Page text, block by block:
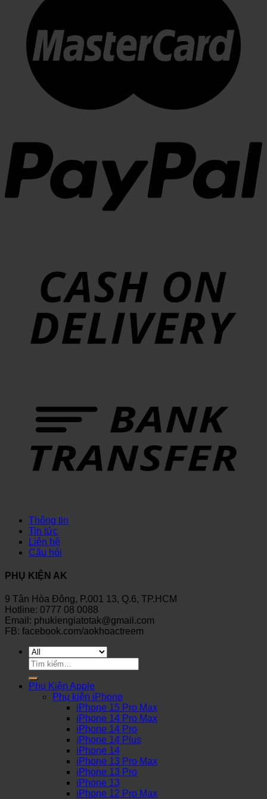
Thông tin
Tin tức
Liên hệ
Câu hỏi
PHỤ KIỆN AK
9 Tân Hòa Đông, P.001 13, Q.6, TP.HCM
Hotline: 0777 08 0088
Email: phukiengiatotak@gmail.com
FB: facebook.com/aokhoactreem
Tìm
kiếm:
Phụ Kiện Apple
Phụ kiện iPhone
iPhone 15 Pro Max
iPhone 14 Pro Max
iPhone 14 Pro
iPhone 14 Plus
iPhone 14
iPhone 13 Pro Max
iPhone 13 Pro
iPhone 13
iPhone 12 Pro Max